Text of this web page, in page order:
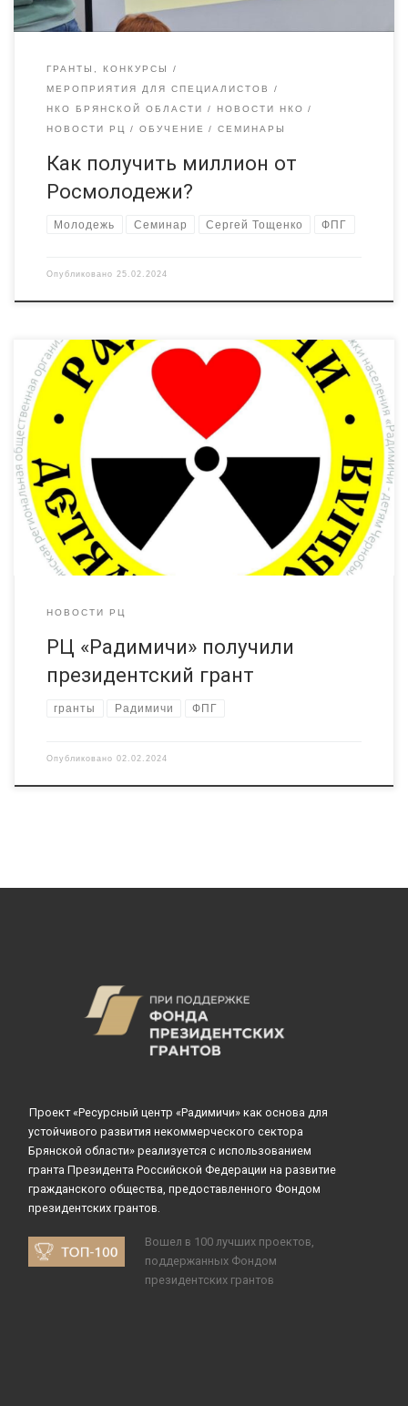
ГРАНТЫ, КОНКУРСЫ
МЕРОПРИЯТИЯ ДЛЯ СПЕЦИАЛИСТОВ
НКО БРЯНСКОЙ ОБЛАСТИ
НОВОСТИ НКО
НОВОСТИ РЦ
ОБУЧЕНИЕ СЕМИНАРЫ
Как получить миллион от
Росмолодежи?
Молодежь Семинар Сергей Тощенко ФПГ
Опубликовано 25.02.2024
Ресурсный центр «Радимичи» получил грант Фонда
президентских грантов на реализацию проекта,
посвященного системному сотрудничеству для устойчивого
развития институтов гражданского общества. Это значит,
будет продолжена работа с представителями НКО и
социально активными жителями Брянской области, в том
числе молодежью. Значительным шагом в развитии НКО-
сектора Брянщины станет межрегиональное сотрудничество
общественных организаций и […]
НОВОСТИ РЦ
РЦ «Радимичи» получили
президентский грант
гранты Радимичи ФПГ
Опубликовано 02.02.2024
Проект «Ресурсный центр «Радимичи» как основа для
устойчивого развития некоммерческого сектора
Брянской области» реализуется с использованием
гранта Президента Российской Федерации на развитие
гражданского общества, предоставленного Фондом
президентских грантов.
Вошел в 100 лучших проектов,
поддержанных Фондом
президентских грантов